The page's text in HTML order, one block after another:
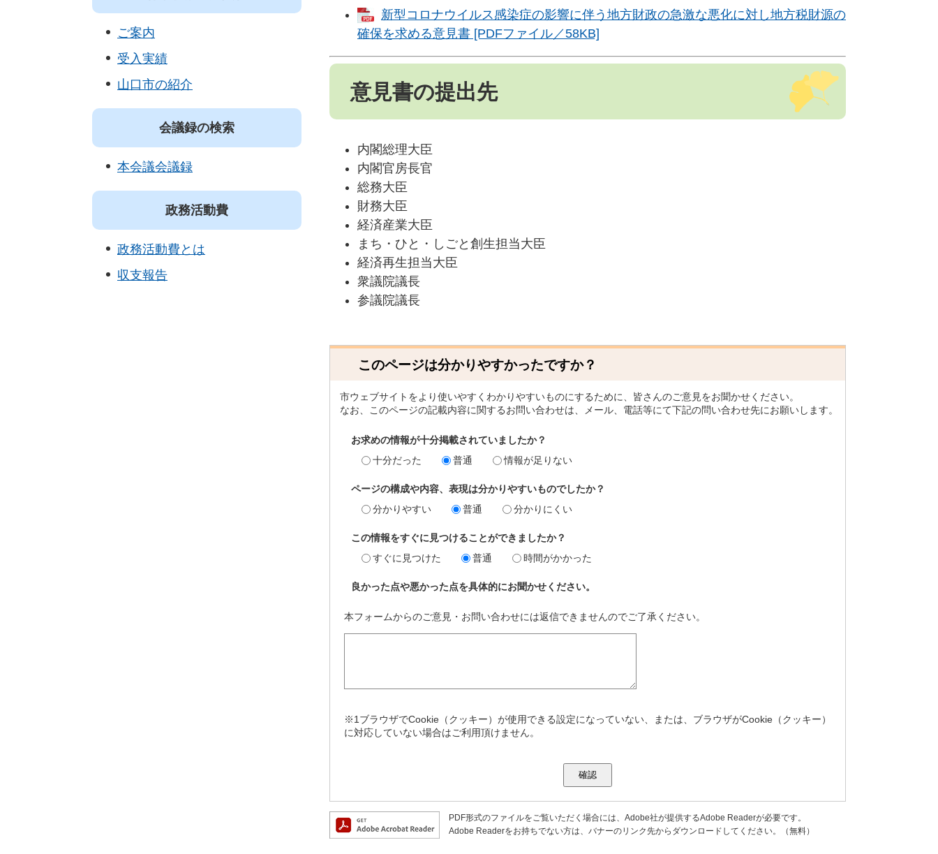
新型コロナウイルス感染症の影響に伴う地方財政の急激な悪化に対し地方税財源の
確保を求める意見書 [PDFファイル／58KB]
意見書の提出先
内閣総理大臣
内閣官房長官
総務大臣
財務大臣
経済産業大臣
まち・ひと・しごと創生担当大臣
経済再生担当大臣
衆議院議長
参議院議長
このページは分かりやすかったですか？
市ウェブサイトをより使いやすくわかりやすいものにするために、皆さんのご意見をお聞かせください。
なお、このページの記載内容に関するお問い合わせは、メール、電話等にて下記の問い合わせ先にお願いします。
お求めの情報が十分掲載されていましたか？
十分だった
普通 情報が足りない
ページの構成や内容、表現は分かりやすいものでしたか？
分かりやすい
普通 分かりにくい
この情報をすぐに見つけることができましたか？
すぐに見つけた
普通 時間がかかった
良かった点や悪かった点を具体的にお聞かせください。
本フォームからのご意見・お問い合わせには返信できませんのでご了承ください。
※1ブラウザでCookie（クッキー）が使用できる設定になっていない、または、ブラウザがCookie（クッキー）
に対応していない場合はご利用頂けません。
PDF形式のファイルをご覧いただく場合には、Adobe社が提供するAdobe Readerが必要です。
Adobe Readerをお持ちでない方は、バナーのリンク先からダウンロードしてください。（無料）
ご案内
受入実績
山口市の紹介
会議録の検索
本会議会議録
政務活動費
政務活動費とは
収支報告